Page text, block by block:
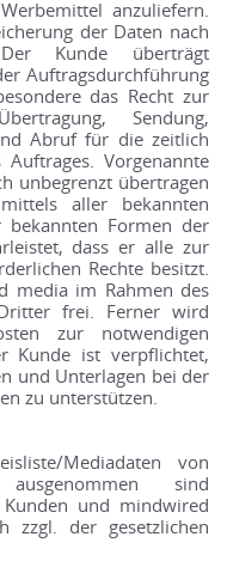
anzuliefern.
der Daten nach
Kunde überträgt
Auftragsdurchführung
das Recht zur
Sendung,
Abruf für die zeitlich
Vorgenannte
unbegrenzt übertragen
aller bekannten
bekannten Formen der
dass er alle zur
Rechte besitzt.
media im Rahmen des
frei. Ferner wird
zur notwendigen
Kunde ist verpflichtet,
und Unterlagen bei der
zu unterstützen.
Mediadaten von
sind
Kunden und mindwired
zzgl. der gesetzlichen